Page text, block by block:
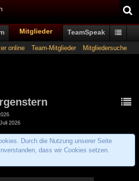
Mitglieder TeamSpeak
online Team-Mitglieder Mitgliedersuche
2026
Durch die Nutzung unserer Seite
dass wir Cookies setzen.